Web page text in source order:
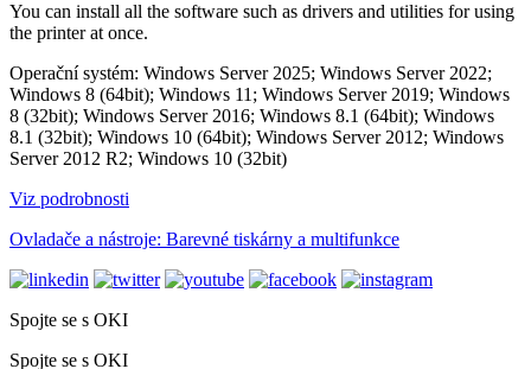
You can install all the software such as drivers and utilities for using
the printer at once.
Operační systém: Windows Server 2025; Windows Server 2022;
Windows 8 (64bit); Windows 11; Windows Server 2019; Windows
8 (32bit); Windows Server 2016; Windows 8.1 (64bit); Windows
8.1 (32bit); Windows 10 (64bit); Windows Server 2012; Windows
Server 2012 R2; Windows 10 (32bit)
Viz podrobnosti
Ovladače a nástroje: Barevné tiskárny a multifunkce
Spojte se s OKI
Spojte se s OKI